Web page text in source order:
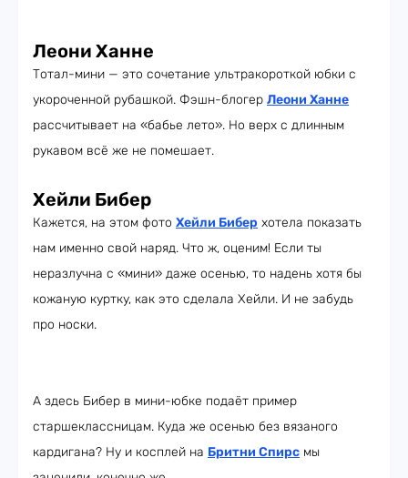
Леони Ханне
Тотал-мини — это сочетание ультракороткой юбки с
укороченной рубашкой. Фэшн-блогер Леони Ханне
рассчитывает на «бабье лето». Но верх с длинным
рукавом всё же не помешает.
Хейли Бибер
Кажется, на этом фото Хейли Бибер хотела показать
нам именно свой наряд. Что ж, оценим! Если ты
неразлучна с «мини» даже осенью, то надень хотя бы
кожаную куртку, как это сделала Хейли. И не забудь
про носки.
А здесь Бибер в мини-юбке подаёт пример
старшеклассницам. Куда же осенью без вязаного
кардигана? Ну и косплей на Бритни Спирс мы